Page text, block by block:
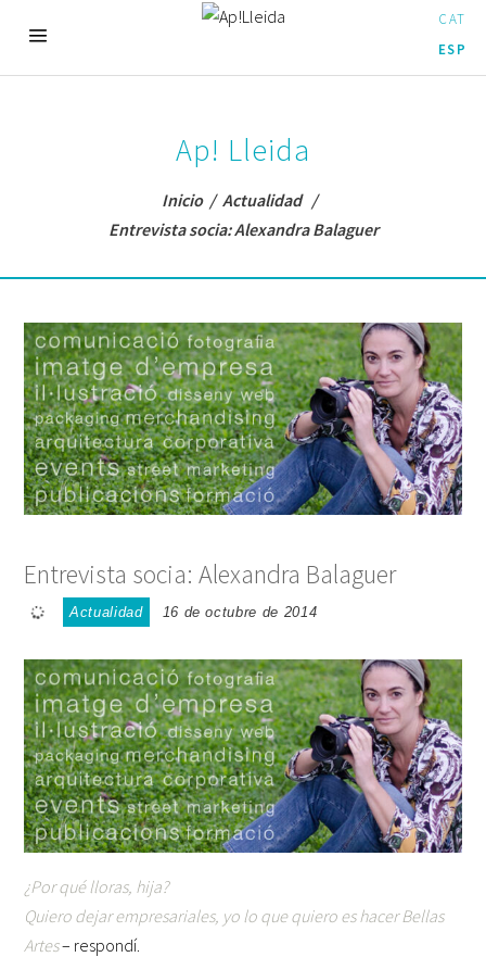
CAT
ESP
Ap! Lleida
Inicio/ Actualidad /
Entrevista socia: Alexandra Balaguer
Entrevista socia: Alexandra Balaguer
Actualidad 16 de octubre de 2014
¿Por qué lloras, hija?
Quiero dejar empresariales, yo lo que quiero es hacer Bellas
Artes– respondí.